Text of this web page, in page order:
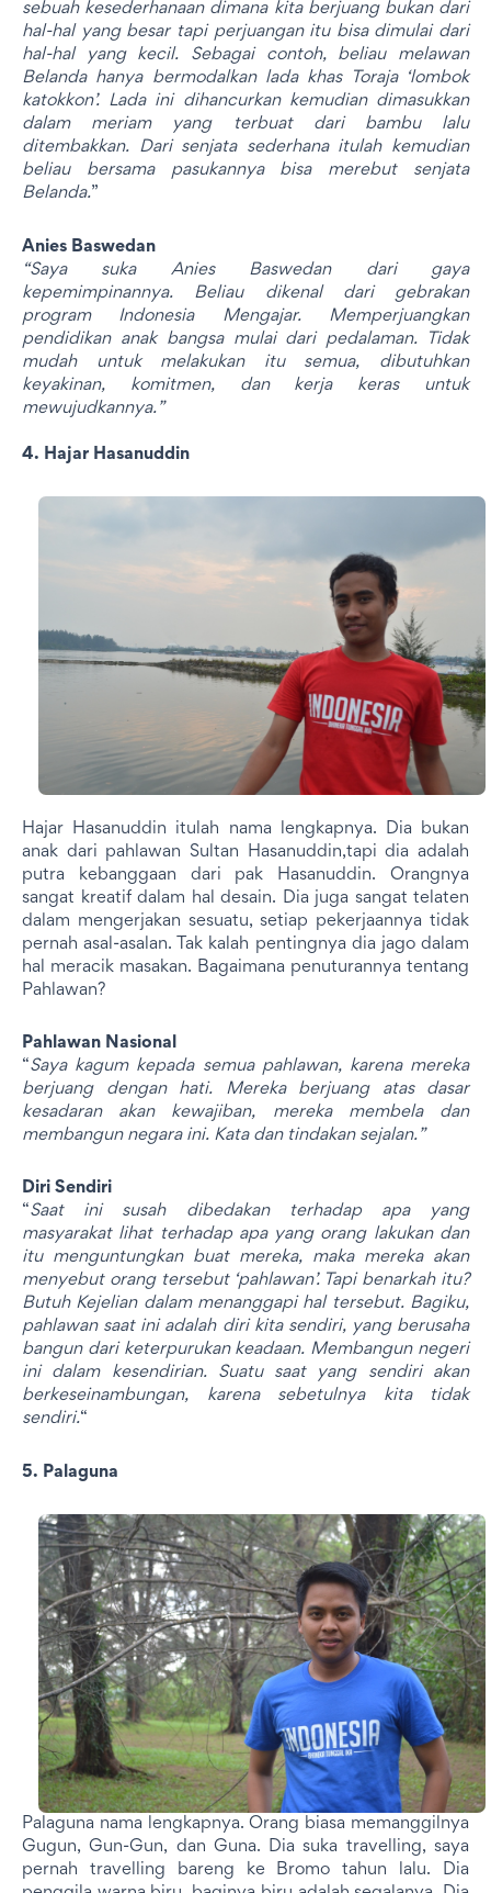
sebuah kesederhanaan dimana kita berjuang bukan dari
hal-hal yang besar tapi perjuangan itu bisa dimulai dari
hal-hal yang kecil. Sebagai contoh, beliau melawan
Belanda hanya bermodalkan lada khas Toraja ‘lombok
katokkon’. Lada ini dihancurkan kemudian dimasukkan
dalam meriam yang terbuat dari bambu lalu
ditembakkan. Dari senjata sederhana itulah kemudian
beliau bersama pasukannya bisa merebut senjata
Belanda.”
Anies Baswedan
“Saya suka Anies Baswedan dari gaya
kepemimpinannya. Beliau dikenal dari gebrakan
program Indonesia Mengajar. Memperjuangkan
pendidikan anak bangsa mulai dari pedalaman. Tidak
mudah untuk melakukan itu semua, dibutuhkan
keyakinan, komitmen, dan kerja keras untuk
mewujudkannya.”
4. Hajar Hasanuddin
Hajar Hasanuddin itulah nama lengkapnya. Dia bukan
anak dari pahlawan Sultan Hasanuddin,tapi dia adalah
putra kebanggaan dari pak Hasanuddin. Orangnya
sangat kreatif dalam hal desain. Dia juga sangat telaten
dalam mengerjakan sesuatu, setiap pekerjaannya tidak
pernah asal-asalan. Tak kalah pentingnya dia jago dalam
hal meracik masakan. Bagaimana penuturannya tentang
Pahlawan?
Pahlawan Nasional
“Saya kagum kepada semua pahlawan, karena mereka
berjuang dengan hati. Mereka berjuang atas dasar
kesadaran akan kewajiban, mereka membela dan
membangun negara ini. Kata dan tindakan sejalan.”
Diri Sendiri
“Saat ini susah dibedakan terhadap apa yang
masyarakat lihat terhadap apa yang orang lakukan dan
itu menguntungkan buat mereka, maka mereka akan
menyebut orang tersebut ‘pahlawan’. Tapi benarkah itu?
Butuh Kejelian dalam menanggapi hal tersebut. Bagiku,
pahlawan saat ini adalah diri kita sendiri, yang berusaha
bangun dari keterpurukan keadaan. Membangun negeri
ini dalam kesendirian. Suatu saat yang sendiri akan
berkeseinambungan, karena sebetulnya kita tidak
sendiri.“
5. Palaguna
Palaguna nama lengkapnya. Orang biasa memanggilnya
Gugun, Gun-Gun, dan Guna. Dia suka travelling, saya
pernah travelling bareng ke Bromo tahun lalu. Dia